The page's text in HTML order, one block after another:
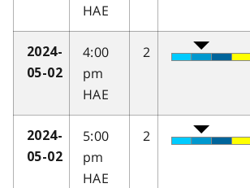
HAE
2024-
05-02
4:00
pm
HAE
2
2024-
05-02
5:00
pm
HAE
2